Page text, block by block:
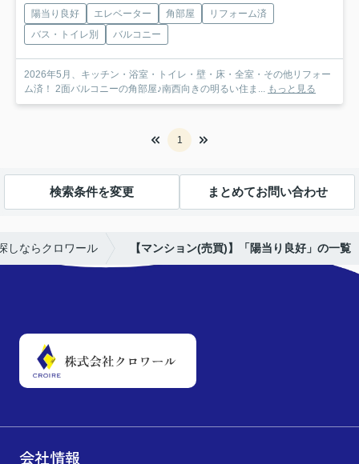
陽当り良好 エレベーター 角部屋
リフォーム済
バス・トイレ別
バルコニー
2026年5月、キッチン・浴室・トイレ・壁・床・全室・その他リフォー
ム済！ 2面バルコニーの角部屋♪南西向きの明るい住ま...
もっと見る
1
検索条件を変更 まとめてお問い合わせ
しならクロワール 【マンション(売買)】「陽当り良好」の一覧
会社情報